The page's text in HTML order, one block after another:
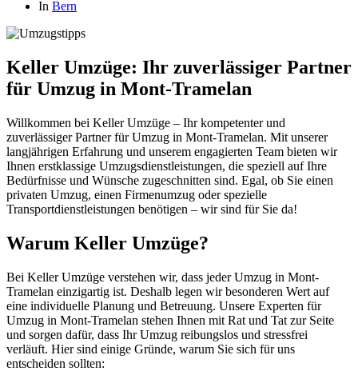
In Bern
Keller Umzüge: Ihr zuverlässiger Partner
für Umzug in Mont-Tramelan
Willkommen bei Keller Umzüge – Ihr kompetenter und
zuverlässiger Partner für Umzug in Mont-Tramelan. Mit unserer
langjährigen Erfahrung und unserem engagierten Team bieten wir
Ihnen erstklassige Umzugsdienstleistungen, die speziell auf Ihre
Bedürfnisse und Wünsche zugeschnitten sind. Egal, ob Sie einen
privaten Umzug, einen Firmenumzug oder spezielle
Transportdienstleistungen benötigen – wir sind für Sie da!
Warum Keller Umzüge?
Bei Keller Umzüge verstehen wir, dass jeder Umzug in Mont-
Tramelan einzigartig ist. Deshalb legen wir besonderen Wert auf
eine individuelle Planung und Betreuung. Unsere Experten für
Umzug in Mont-Tramelan stehen Ihnen mit Rat und Tat zur Seite
und sorgen dafür, dass Ihr Umzug reibungslos und stressfrei
verläuft. Hier sind einige Gründe, warum Sie sich für uns
entscheiden sollten: